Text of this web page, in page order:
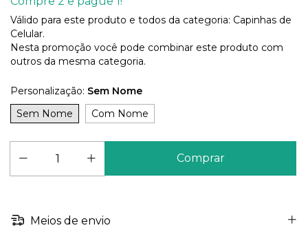
Válido para este produto e todos da categoria: Capinhas de
Celular.
Nesta promoção você pode combinar este produto com
outros da mesma categoria.
Personalização: Sem Nome
Sem Nome
Com Nome
Meios de envio